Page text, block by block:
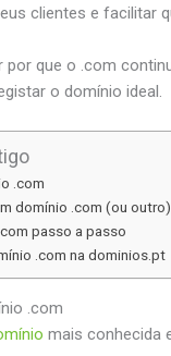
clientes e facilitar
por que o .com
o domínio ideal.
.com
domínio .com (ou outro)
passo a passo
.com na dominios.pt
.com
mais conhecida